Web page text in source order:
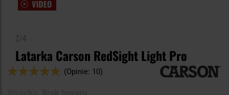
Latarka Carson RedSight Light Pro
Ocena:
(Opinie: 10)